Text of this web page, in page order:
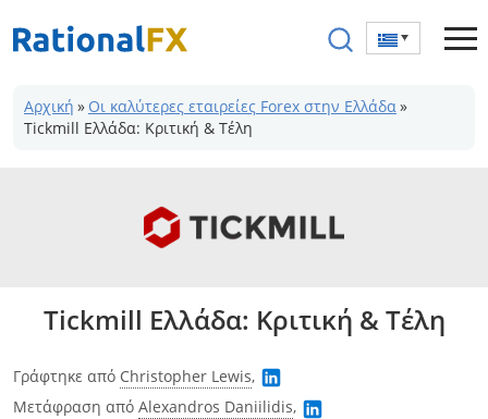
στο
Αρχική » Οι καλύτερες εταιρείες Forex στην Ελλάδα»
Tickmill Ελλάδα: Κριτική & Τέλη
Tickmill Ελλάδα: Κριτική & Τέλη
Γράφτηκε από Christopher Lewis,
Μετάφραση από Alexandros Daniilidis,